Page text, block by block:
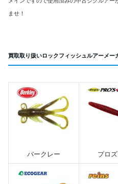
ませ！
買取取り扱いロックフィッシュルアーメー
バークレー プロ